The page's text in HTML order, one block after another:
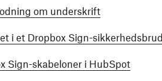
om underskrift
i et Dropbox Sign-sikkerhedsbrud
Sign-skabeloner i HubSpot